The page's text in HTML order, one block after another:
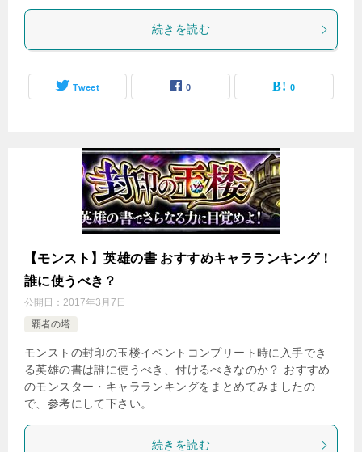
続きを読む
Tweet 0 0
【モンスト】英雄の書 おすすめキャラランキング！
誰に使うべき？
公開日： 2017年3月7日
覇者の塔
モンストの封印の玉楼イベントコンプリート時に入手でき
る英雄の書は誰に使うべき、付けるべきなのか？ おすすめ
のモンスター・キャラランキングをまとめてみましたの
で、参考にして下さい。
続きを読む